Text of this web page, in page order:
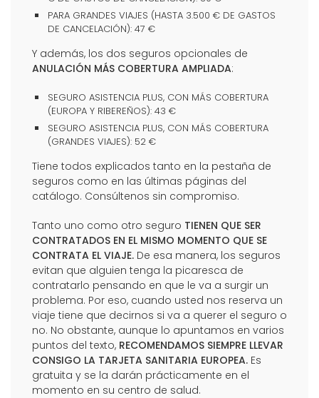
PARA GRANDES VIAJES (HASTA 3.500 € DE GASTOS
DE CANCELACIÓN): 47 €
Y además, los dos seguros opcionales de
ANULACIÓN MÁS COBERTURA AMPLIADA:
SEGURO ASISTENCIA PLUS, CON MÁS COBERTURA
(EUROPA Y RIBEREÑOS): 43 €
SEGURO ASISTENCIA PLUS, CON MÁS COBERTURA
(GRANDES VIAJES): 52 €
Tiene todos explicados tanto en la pestaña de
seguros como en las últimas páginas del
catálogo. Consúltenos sin compromiso.
Tanto uno como otro seguro TIENEN QUE SER
CONTRATADOS EN EL MISMO MOMENTO QUE SE
CONTRATA EL VIAJE. De esa manera, los seguros
evitan que alguien tenga la picaresca de
contratarlo pensando en que le va a surgir un
problema. Por eso, cuando usted nos reserva un
viaje tiene que decirnos si va a querer el seguro o
no. No obstante, aunque lo apuntamos en varios
puntos del texto, RECOMENDAMOS SIEMPRE LLEVAR
CONSIGO LA TARJETA SANITARIA EUROPEA. Es
gratuita y se la darán prácticamente en el
momento en su centro de salud.